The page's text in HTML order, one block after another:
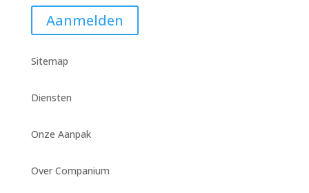
Aanmelden
Sitemap
Diensten
Onze Aanpak
Over Companium